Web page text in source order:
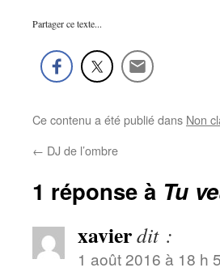
Partager ce texte...
Ce contenu a été publié dans Non
← DJ de l’ombre
1 réponse à Tu
xavierdit :
1 août 2016 à 18 h